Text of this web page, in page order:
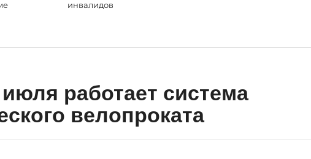
инвалидов
работает система
велопроката